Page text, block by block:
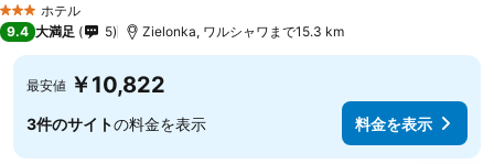
3 ホテルのランク
ホテル
9.4 大満足 5 Zielonka, ワルシャワまで15.3 km
最安値 ￥10,822
3件のサイトの料金を表示 料金を表示